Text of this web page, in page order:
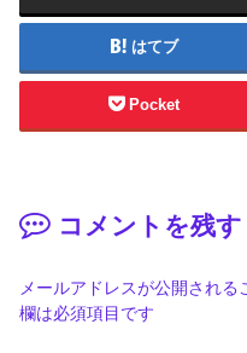
はてブ
Pocket
コメントを残す
メールアドレスが公開される
欄は必須項目です